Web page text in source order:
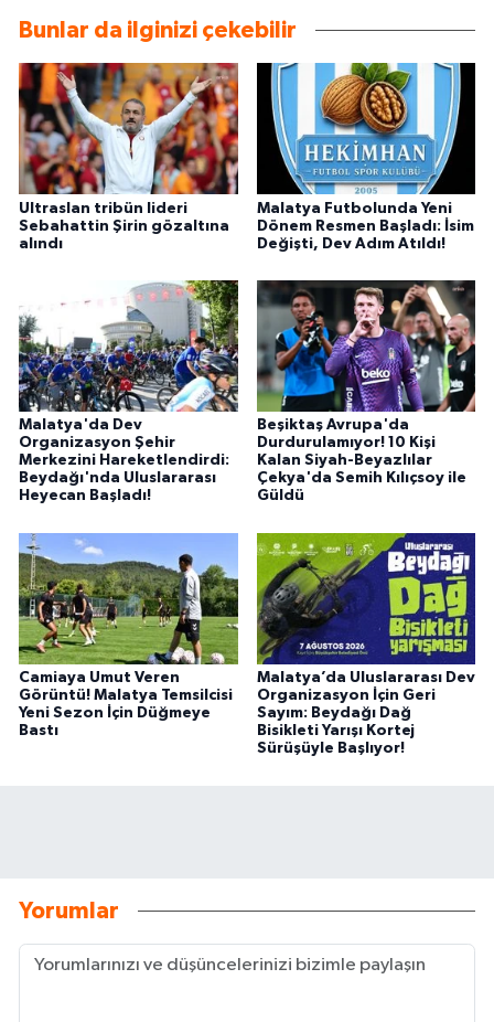
Bunlar da ilginizi çekebilir
Ultraslan tribün lideri
Sebahattin Şirin gözaltına
alındı
Malatya Futbolunda Yeni
Dönem Resmen Başladı: İsim
Değişti, Dev Adım Atıldı!
Malatya'da Dev
Organizasyon Şehir
Merkezini Hareketlendirdi:
Beydağı'nda Uluslararası
Heyecan Başladı!
Beşiktaş Avrupa'da
Durdurulamıyor! 10 Kişi
Kalan Siyah-Beyazlılar
Çekya'da Semih Kılıçsoy ile
Güldü
Camiaya Umut Veren
Görüntü! Malatya Temsilcisi
Yeni Sezon İçin Düğmeye
Bastı
Malatya’da Uluslararası Dev
Organizasyon İçin Geri
Sayım: Beydağı Dağ
Bisikleti Yarışı Kortej
Sürüşüyle Başlıyor!
Yorumlar